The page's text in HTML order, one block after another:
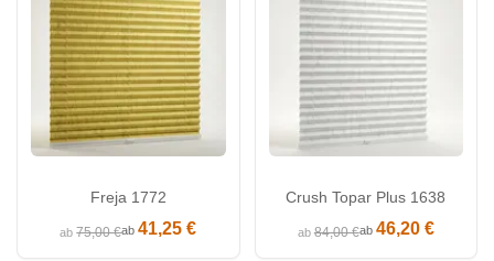
Freja 1772
ab75,00 €ab41,25 €
Crush Topar Plus 1638
ab84,00 €ab 46,20 €